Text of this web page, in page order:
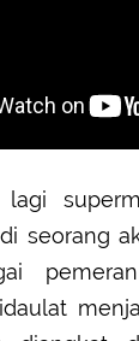
lagi
seorang